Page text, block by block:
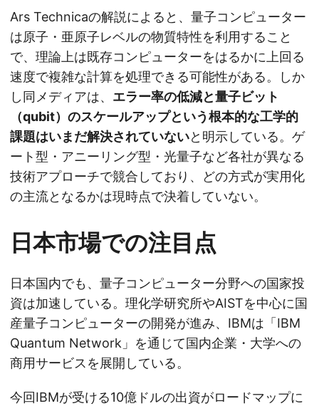
Ars Technicaの解説によると、量子コンピューター
は原子・亜原子レベルの物質特性を利用すること
で、理論上は既存コンピューターをはるかに上回る
速度で複雑な計算を処理できる可能性がある。しか
し同メディアは、 エラー率の低減と量子ビット
（qubit）のスケールアップという根本的な工学的
課題はいまだ解決されていないと明示している。ゲ
ート型・アニーリング型・光量子など各社が異なる
技術アプローチで競合しており、どの方式が実用化
の主流となるかは現時点で決着していない。
日本市場での注目点
日本国内でも、量子コンピューター分野への国家投
資は加速している。理化学研究所やAISTを中心に国
産量子コンピューターの開発が進み、IBMは「IBM
Quantum Network」を通じて国内企業・大学への
商用サービスを展開している。
今回IBMが受ける10億ドルの出資がロードマップに